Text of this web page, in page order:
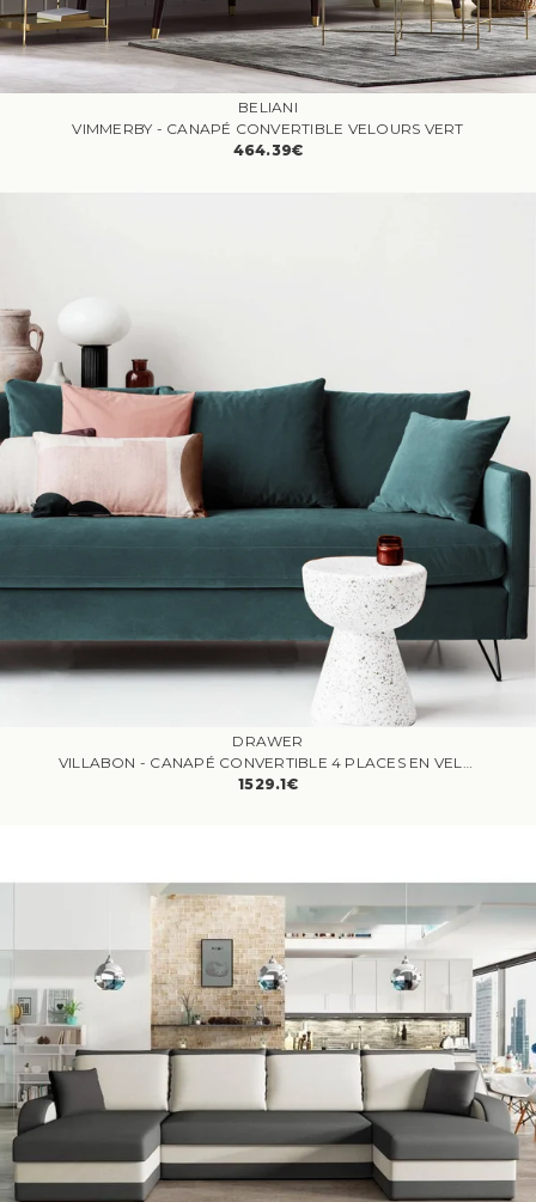
BELIANI
VIMMERBY - CANAPÉ CONVERTIBLE VELOURS VERT
464.39€
DRAWER
1529.1€